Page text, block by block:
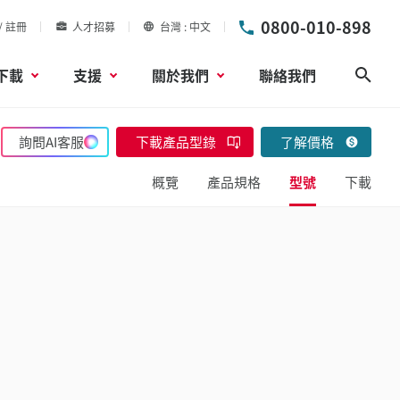
註冊 人才招募 台灣 中文 0800-010-898
載 支援 關於我們 聯絡我們
詢問AI客服 下載產品型錄 了解價格
概覽 產品規格 型號 下載